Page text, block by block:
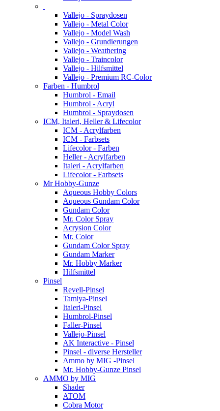
Vallejo - Spraydosen
Vallejo - Metal Color
Vallejo - Model Wash
Vallejo - Grundierungen
Vallejo - Weathering
Vallejo - Traincolor
Vallejo - Hilfsmittel
Vallejo - Premium RC-Color
Farben - Humbrol
Humbrol - Email
Humbrol - Acryl
Humbrol - Spraydosen
ICM, Italeri, Heller & Lifecolor
ICM - Acrylfarben
ICM - Farbsets
Lifecolor - Farben
Heller - Acrylfarben
Italeri - Acrylfarben
Lifecolor - Farbsets
Mr Hobby-Gunze
Aqueous Hobby Colors
Aqueous Gundam Color
Gundam Color
Mr. Color Spray
Acrysion Color
Mr. Color
Gundam Color Spray
Gundam Marker
Mr. Hobby Marker
Hilfsmittel
Pinsel
Revell-Pinsel
Tamiya-Pinsel
Italeri-Pinsel
Humbrol-Pinsel
Faller-Pinsel
Vallejo-Pinsel
AK Interactive - Pinsel
Pinsel - diverse Hersteller
Ammo by MIG -Pinsel
Mr. Hobby-Gunze Pinsel
AMMO by MIG
Shader
ATOM
Cobra Motor